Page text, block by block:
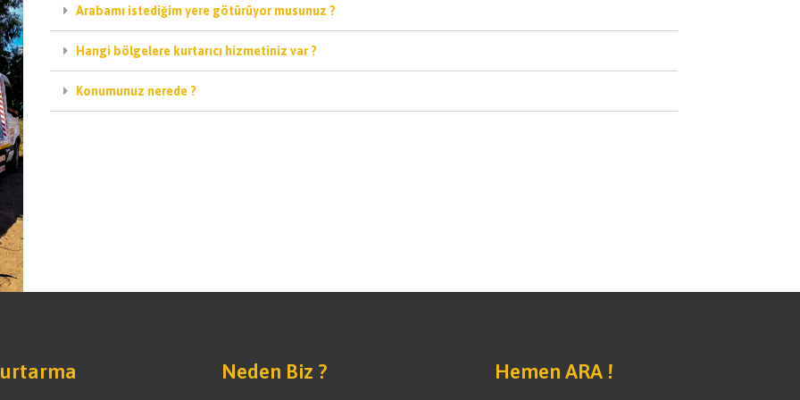
Arabamı istediğim yere götürüyor musunuz ?
Hangi bölgelere kurtarıcı hizmetiniz var ?
Konumunuz nerede ?
Neden Biz ? Hemen ARA !